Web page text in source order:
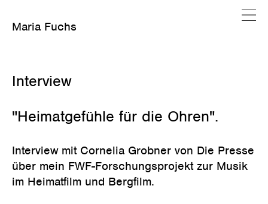
Maria Fuchs
Interview
"Heimatgefühle für die Ohren".
Interview mit Cornelia Grobner von Die Presse
über mein FWF-Forschungsprojekt zur Musik
im Heimatfilm und Bergfilm.